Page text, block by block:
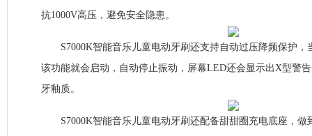
抗1000V高压，避免安全隐患。
S7000K智能音乐儿童电动牙刷还支持自动过压降频保护，
该功能就会启动，自动停止振动，屏幕LED还会显示出X型警
牙釉质。
S7000K智能音乐儿童电动牙刷还配备甜甜圈充电底座，做